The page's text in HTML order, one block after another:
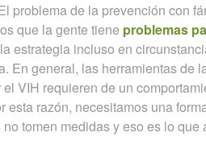
problema de la prevención con
que la gente tiene problemas
estrategia incluso en
En general, las herramientas de
VIH requieren de un
razón, necesitamos una
tomen medidas y eso es lo que